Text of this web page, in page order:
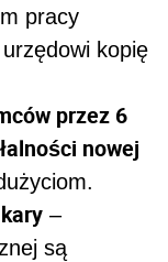
pracy
kopię
przez 6
nowej
–
są